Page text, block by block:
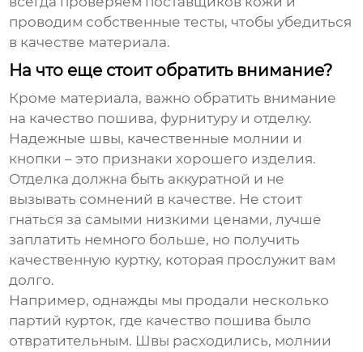
проводим собственные тесты, чтобы убедиться
в качестве материала.
На что еще стоит обратить внимание?
Кроме материала, важно обратить внимание
на качество пошива, фурнитуру и отделку.
Надежные швы, качественные молнии и
кнопки – это признаки хорошего изделия.
Отделка должна быть аккуратной и не
вызывать сомнений в качестве. Не стоит
гнаться за самыми низкими ценами, лучше
заплатить немного больше, но получить
качественную куртку, которая прослужит вам
долго.
Например, однажды мы продали несколько
партий курток, где качество пошива было
отвратительным. Швы расходились, молнии